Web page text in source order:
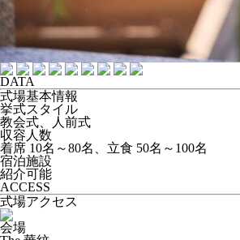
DATA
式場基本情報
挙式スタイル
教会式、人前式
収容人数
着席 10名～80名、立食 50名～100名
宿泊施設
紹介可能
ACCESS
式場アクセス
会場